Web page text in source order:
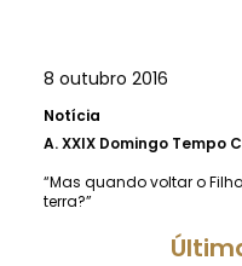
8 outubro 2016
Notícia
A.XXIX Domingo Tempo
“Mas quando voltar o
terra?”